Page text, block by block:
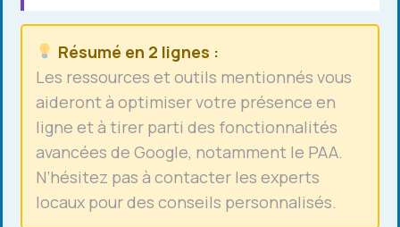
Résumé en 2 lignes :
Les ressources et outils mentionnés vous
aideront à optimiser votre présence en
ligne et à tirer parti des fonctionnalités
avancées de Google, notamment le PAA.
N’hésitez pas à contacter les experts
locaux pour des conseils personnalisés.